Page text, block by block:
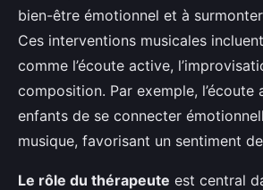
bien-être émotionnel et à
Ces interventions musicales
comme l’écoute active,
composition. Par exemple, l’écoute
enfants de se connecter
musique, favorisant un sentiment
Le rôle du thérapeute est central